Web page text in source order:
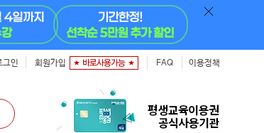
그인 회원가입 FAQ 이용정책